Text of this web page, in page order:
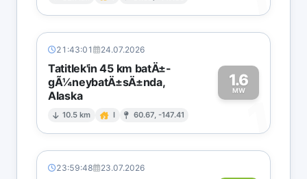
21:43:01 24.07.2026
Tatitlek'in 45 km batÄ±-
gÃ¼neybatÄ±sÄ±nda,
Alaska
10.5 km I 60.67, -147.41
1.6
MW
1
23:59:48 23.07.2026